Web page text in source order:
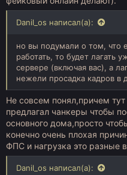
Danil_os написал(а):
но вы подумали о том, что
работать, то будет лагать
сервере (включая вас), а
нежели просадка кадров в
Не совсем понял,причем
предлагал чанкеры чтобы
основного дома,просто
конечно очень плохая
ФПС и нагрузка это разные
Danil_os написал(а):